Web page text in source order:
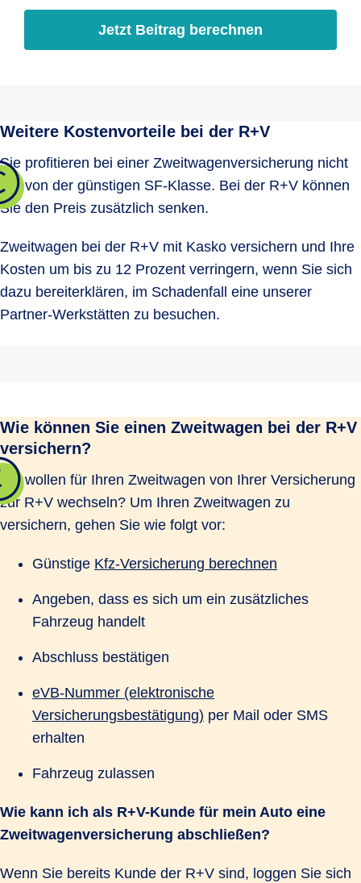
Jetzt Beitrag berechnen
Weitere Kostenvorteile bei der R+V
Sie profitieren bei einer Zweitwagenversicherung nicht
nur von der günstigen SF-Klasse. Bei der R+V können
Sie den Preis zusätzlich senken.
Zweitwagen bei der R+V mit Kasko versichern und Ihre
Kosten um bis zu 12 Prozent verringern, wenn Sie sich
dazu bereiterklären, im Schadenfall eine unserer
Partner-Werkstätten zu besuchen.
Wie können Sie einen Zweitwagen bei der R+V
versichern?
Sie wollen für Ihren Zweitwagen von Ihrer Versicherung
zur R+V wechseln? Um Ihren Zweitwagen zu
versichern, gehen Sie wie folgt vor:
Günstige Kfz-Versicherung berechnen
Angeben, dass es sich um ein zusätzliches
Fahrzeug handelt
Abschluss bestätigen
eVB-Nummer (elektronische
Versicherungsbestätigung) per Mail oder SMS
erhalten
Fahrzeug zulassen
Wie kann ich als R+V-Kunde für mein Auto eine
Zweitwagenversicherung abschließen?
Wenn Sie bereits Kunde der R+V sind, loggen Sie sich